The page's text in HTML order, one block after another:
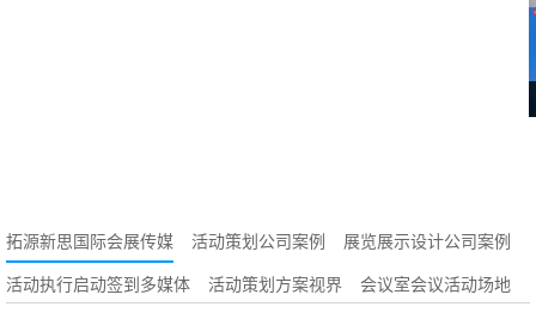
拓源新思国际会展传媒 活动策划公司案例
展览展示设计公司案例
活动执行启动签到多媒体
活动策划方案视界 会议室会议活动场地